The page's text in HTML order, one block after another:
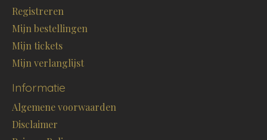
Registreren
Mijn bestellingen
Mijn tickets
Mijn verlanglijst
Informatie
Algemene voorwaarden
Disclaimer